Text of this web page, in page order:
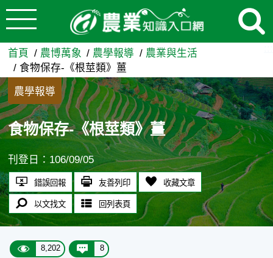
跳到主要內容
食物保存-《根莖類》薑 - 農
首頁 農博萬象 農學報導
農業與生活
食物保存-《根莖類》薑
農學報導
食物保存-《根莖類》薑
刊登日：106/09/05
錯誤回報 友善列印 收藏文章
以文找文 回列表頁
8,202 8